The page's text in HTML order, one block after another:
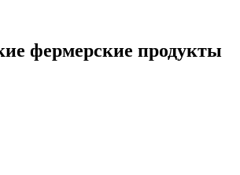
фермерские продукты